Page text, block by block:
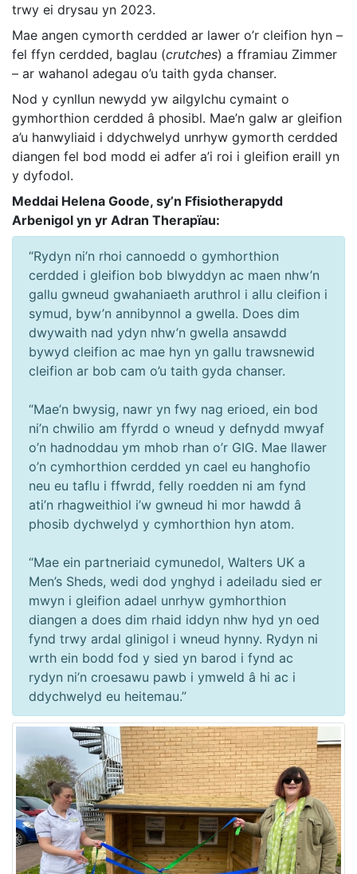
trwy ei drysau yn 2023.
Mae angen cymorth cerdded ar lawer o’r cleifion hyn –
fel ffyn cerdded, baglau (crutches) a fframiau Zimmer
– ar wahanol adegau o’u taith gyda chanser.
Nod y cynllun newydd yw ailgylchu cymaint o
gymhorthion cerdded â phosibl. Mae’n galw ar gleifion
a’u hanwyliaid i ddychwelyd unrhyw gymorth cerdded
diangen fel bod modd ei adfer a’i roi i gleifion eraill yn
y dyfodol.
Meddai Helena Goode, sy’n Ffisiotherapydd
Arbenigol yn yr Adran Therapïau:
“Rydyn ni’n rhoi cannoedd o gymhorthion
cerdded i gleifion bob blwyddyn ac maen nhw’n
gallu gwneud gwahaniaeth aruthrol i allu cleifion i
symud, byw’n annibynnol a gwella. Does dim
dwywaith nad ydyn nhw’n gwella ansawdd
bywyd cleifion ac mae hyn yn gallu trawsnewid
cleifion ar bob cam o’u taith gyda chanser.
“Mae’n bwysig, nawr yn fwy nag erioed, ein bod
ni’n chwilio am ffyrdd o wneud y defnydd mwyaf
o’n hadnoddau ym mhob rhan o’r GIG. Mae llawer
o’n cymhorthion cerdded yn cael eu hanghofio
neu eu taflu i ffwrdd, felly roedden ni am fynd
ati’n rhagweithiol i’w gwneud hi mor hawdd â
phosib dychwelyd y cymhorthion hyn atom.
“Mae ein partneriaid cymunedol, Walters UK a
Men’s Sheds, wedi dod ynghyd i adeiladu sied er
mwyn i gleifion adael unrhyw gymhorthion
diangen a does dim rhaid iddyn nhw hyd yn oed
fynd trwy ardal glinigol i wneud hynny. Rydyn ni
wrth ein bodd fod y sied yn barod i fynd ac
rydyn ni’n croesawu pawb i ymweld â hi ac i
ddychwelyd eu heitemau.”